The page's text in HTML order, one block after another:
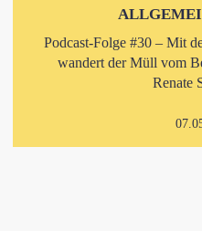
Podcast-Folge #30 – Mit
wandert der Müll vom
Renate